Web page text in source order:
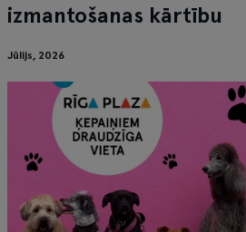
izmantošanas kārtību
Jūlijs, 2026